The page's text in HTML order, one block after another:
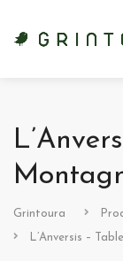
Grintoura
L’Anversis –